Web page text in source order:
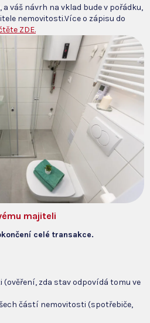
a váš návrh na vklad bude v pořádku,
nemovitosti.Více o zápisu do
ZDE.
majiteli
celé transakce.
zda stav odpovídá tomu ve
částí nemovitosti (spotřebiče,